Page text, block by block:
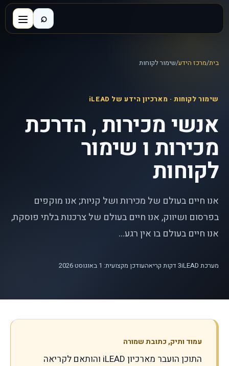
⌕
בית/מרכז הידע/שימור לקוחות
שימור לקוחות · מארכיון הידע של iLEAD
אנשי מכירות , הדרכת
מכירות ו שימור
לקוחות
אנו חיים בעולם של מכירות ושל קניות; אנו מוקפים
בפרסום ושיווק, אנו חיים בעולם של צרכנות בלתי פוסקת,
אנו חיים בעולם בו אין רגע...
מערכת iLEAD 3דקות קריאהעודכן מקצועית: 1 באוגוסט 2026
עמוד ותיק, כתובת שמורה
התוכן הועבר מארכיון iLEAD והותאם לקריאה